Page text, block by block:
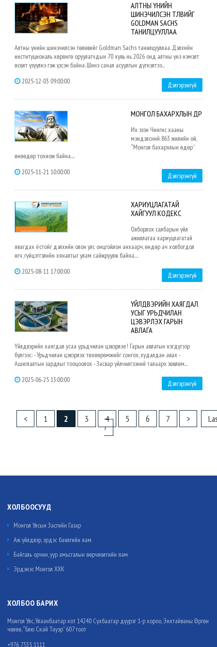
АЛТНЫ ҮНИЙН
ШИНЭЧИЛСЭН ТӨЛӨВИЙГ
GOLDMAN SACHS
ТАНИЛЦУУЛЛАА
Алтны үнийн шинэчилсэн төлөвийг Goldman Sachs танилцууллаа. Дэлхийн
институциональ хөрөнгө оруулагчдын 70 хувь нь 2026 онд алтны үнэ нэмэлт
өсөлт үзүүлнэ гэж үзсэн байна. Шинэ санал асуулгын дүгнэлтээ...
2025-12-03 09:00:00
Дэлгэрэнгүй
МОНГОЛ БАХАРХЛЫН ӨДӨР
Их эзэн Чингис хааны
мэндэлсний 863 жилийн ой,
“Монгол бахархлын өдөр”
өнөөдөр тохиож байна....
2025-11-21 10:00:00
Дэлгэрэнгүй
ХАРИУЦЛАГАТАЙ
ХАЙГУУЛ КОДЕКС
Олборлох салбарын үйл
ажиллагаа хариуцлагатай
явагдах ёстойг дэлхийн олон улс онцгойлон анхаарч, өндөр ач холбогдол
өгч, гүйцэтгэлийн хяналтыг улам сайжруулж байна....
2025-08-11 17:00:00
Дэлгэрэнгүй
ҮЙЛДВЭРИЙН ХАЯГДАЛ
УСЫГ УРЬДЧИЛАН
ЦЭВЭРЛЭХ ГАРЫН
АВЛАГА
Үйлдвэрийн хаягдал усаа урьдчилан цэвэрлэе! Гарын авлагын нэгдүгээр
бүлгээс: - Урьдчилан цэвэрлэх төхөөрөмжийг сонгох, худалдан авах -
Ашиглалтын зардлыг тооцоолох - Засвар үйлчилгээний талаарх зөвлөм...
2025-06-25 13:00:00
Дэлгэрэнгүй
< 1 2 3 4 5 6 7 >
›
ХОЛБООСУУД
Монгол Улсын Засгийн Газар
Аж үйлдвэр, эрдэс баялгийн яам
Байгаль орчин, уур амьсгалын өөрчлөлтийн яам
Эрдэнэс Монгол ХХК
ХОЛБОО БАРИХ
Монгол Улс, Улаанбаатар хот 14240 Сүхбаатар дүүрэг 1-р хороо, Энхтайваны Өргөн
чөлөө, “Блю Скай Тауэр” 607 тоот
+976 7535 1111